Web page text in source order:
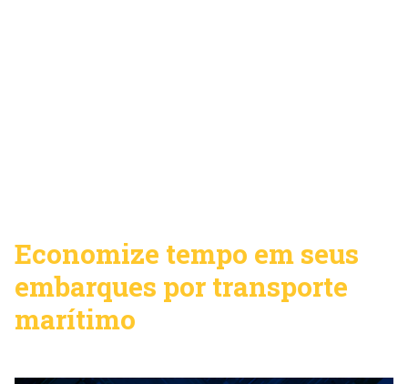
Economize tempo em seus
embarques por transporte
marítimo